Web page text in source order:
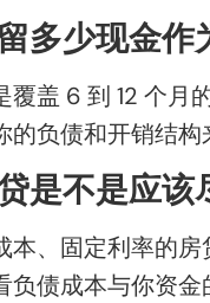
多少现金作
覆盖 6 到 12 个月
的负债和开销结构
是不是应该
本、固定利率的
负债成本与你资金